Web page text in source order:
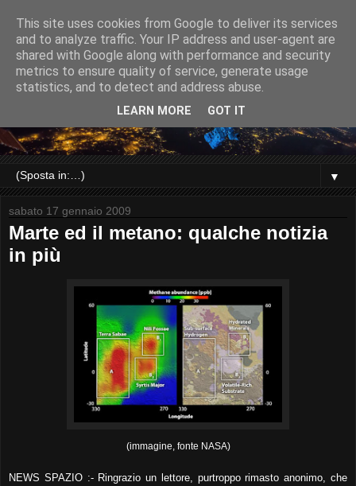
▼
sabato 17 gennaio 2009
Marte ed il metano: qualche notizia
in più
(immagine, fonte NASA)
NEWS SPAZIO :- Ringrazio un lettore, purtroppo rimasto anonimo, che
This site uses cookies from Google to deliver its services
and to analyze traffic. Your IP address and user-agent are
shared with Google along with performance and security
metrics to ensure quality of service, generate usage
statistics, and to detect and address abuse.
LEARN MORE GOT IT